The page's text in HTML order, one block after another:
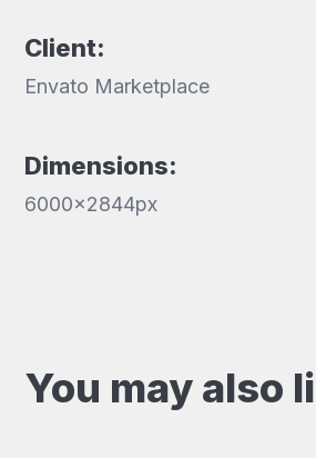
Client:
Envato Marketplace
Dimensions:
6000x2844px
You may also